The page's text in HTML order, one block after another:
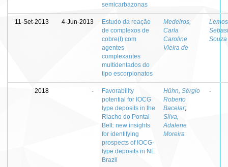
semicarbazonas
11-Set-2013 4-Jun-2013
Estudo da reação
de complexos de
cobre(I) com
agentes
complexantes
multidentados do
tipo escorpionatos
Medeiros,
Carla
Caroline
Vieira de
Souza
2018 -
Favorability
potential for IOCG
type deposits in the
Riacho do Pontal
Belt: new insights
for identifying
prospects of IOCG-
type deposits in NE
Brazil
Hühn, Sérgio
Roberto
Bacelar;
Silva,
Adalene
Moreira
-